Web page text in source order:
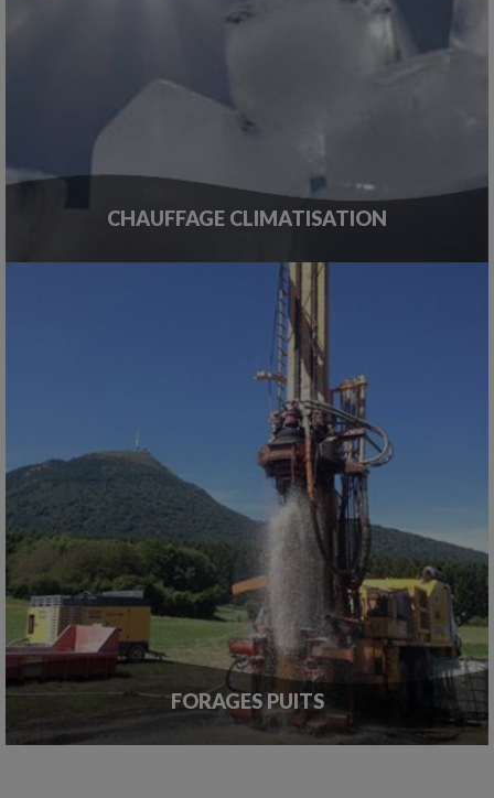
CHAUFFAGE CLIMATISATION
FORAGES PUITS